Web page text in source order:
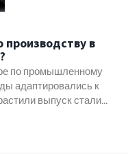
производству в
по промышленному
адаптировались к
выпуск стали,